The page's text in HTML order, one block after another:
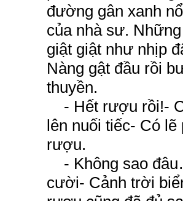
đường gân xanh
của nhà sư.
giật giật như nhịp
Nàng gật đầu rồi
thuyền.
- Hết rượu rồi!-
lên nuối tiếc- Có
rượu.
- Không sao
cười- Cảnh trời